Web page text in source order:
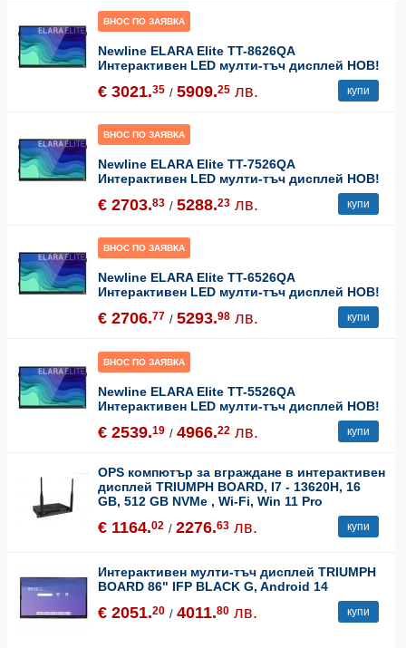
ВНОС ПО ЗАЯВКА
Newline ELARA Elite TT-8626QA
Интерактивен LED мулти-тъч дисплей НОВ!
€ 3021.35 / 5909.25 лв. купи
ВНОС ПО ЗАЯВКА
Newline ELARA Elite TT-7526QA
Интерактивен LED мулти-тъч дисплей НОВ!
€ 2703.83 / 5288.23 лв. купи
ВНОС ПО ЗАЯВКА
Newline ELARA Elite TT-6526QA
Интерактивен LED мулти-тъч дисплей НОВ!
€ 2706.77 / 5293.98 лв. купи
ВНОС ПО ЗАЯВКА
Newline ELARA Elite TT-5526QA
Интерактивен LED мулти-тъч дисплей НОВ!
€ 2539.19 / 4966.22 лв. купи
OPS компютър за вгрaждане в интерактивен
дисплей TRIUMPH BOARD, I7 - 13620H, 16
GB, 512 GB NVMe , Wi-Fi, Win 11 Pro
€ 1164.02 / 2276.63 лв. купи
Интерактивен мулти-тъч дисплей TRIUMPH
BOARD 86" IFP BLACK G, Android 14
€ 2051.20 / 4011.80 лв. купи